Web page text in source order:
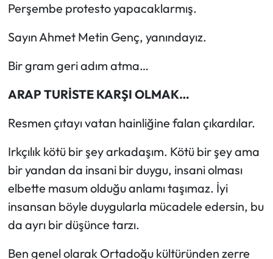
Perşembe protesto yapacaklarmış.
Sayın Ahmet Metin Genç, yanındayız.
Bir gram geri adım atma…
ARAP TURİSTE KARŞI OLMAK…
Resmen çıtayı vatan hainliğine falan çıkardılar.
Irkçılık kötü bir şey arkadaşım. Kötü bir şey ama
bir yandan da insani bir duygu, insani olması
elbette masum olduğu anlamı taşımaz. İyi
insansan böyle duygularla mücadele edersin, bu
da ayrı bir düşünce tarzı.
Ben genel olarak Ortadoğu kültüründen zerre